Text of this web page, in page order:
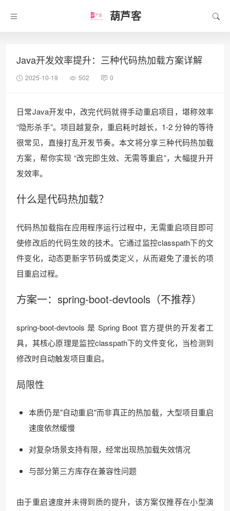
葫芦客
Java开发效率提升：三种代码热加载方案详解
2025-10-19 502 0
日常Java开发中，改完代码就得手动重启项目，堪称效率
“隐形杀手”。项目越复杂，重启耗时越长，1-2 分钟的等待
很常见，直接打乱开发节奏。本文将分享三种代码热加载
方案，帮你实现 “改完即生效、无需等重启”，大幅提升开
发效率。
什么是代码热加载？
代码热加载指在应用程序运行过程中，无需重启项目即可
使修改后的代码生效的技术。它通过监控classpath下的文
件变化，动态更新字节码或类定义，从而避免了漫长的项
目重启过程。
方案一：spring-boot-devtools（不推荐）
spring-boot-devtools 是 Spring Boot 官方提供的开发者工
具，其核心原理是监控classpath下的文件变化，当检测到
修改时自动触发项目重启。
局限性
本质仍是"自动重启"而非真正的热加载，大型项目重启
速度依然缓慢
对复杂场景支持有限，经常出现热加载失效情况
与部分第三方库存在兼容性问题
由于重启速度并未得到质的提升，该方案仅推荐在小型演